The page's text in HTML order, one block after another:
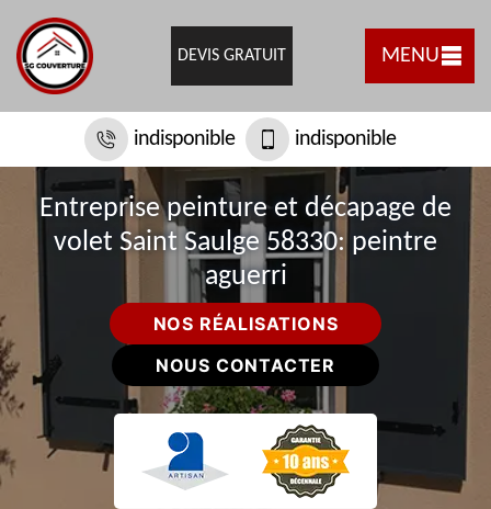
DEVIS GRATUIT MENU
indisponible indisponible
Entreprise peinture et décapage de
volet Saint Saulge 58330: peintre
aguerri
NOS RÉALISATIONS
NOUS CONTACTER